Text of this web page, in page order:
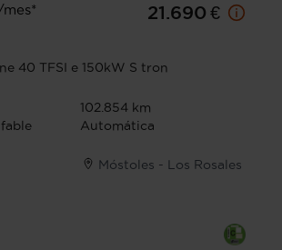
21.690 €
40 TFSI e 150kW S tron
102.854 km
Automática
Móstoles - Los Rosales